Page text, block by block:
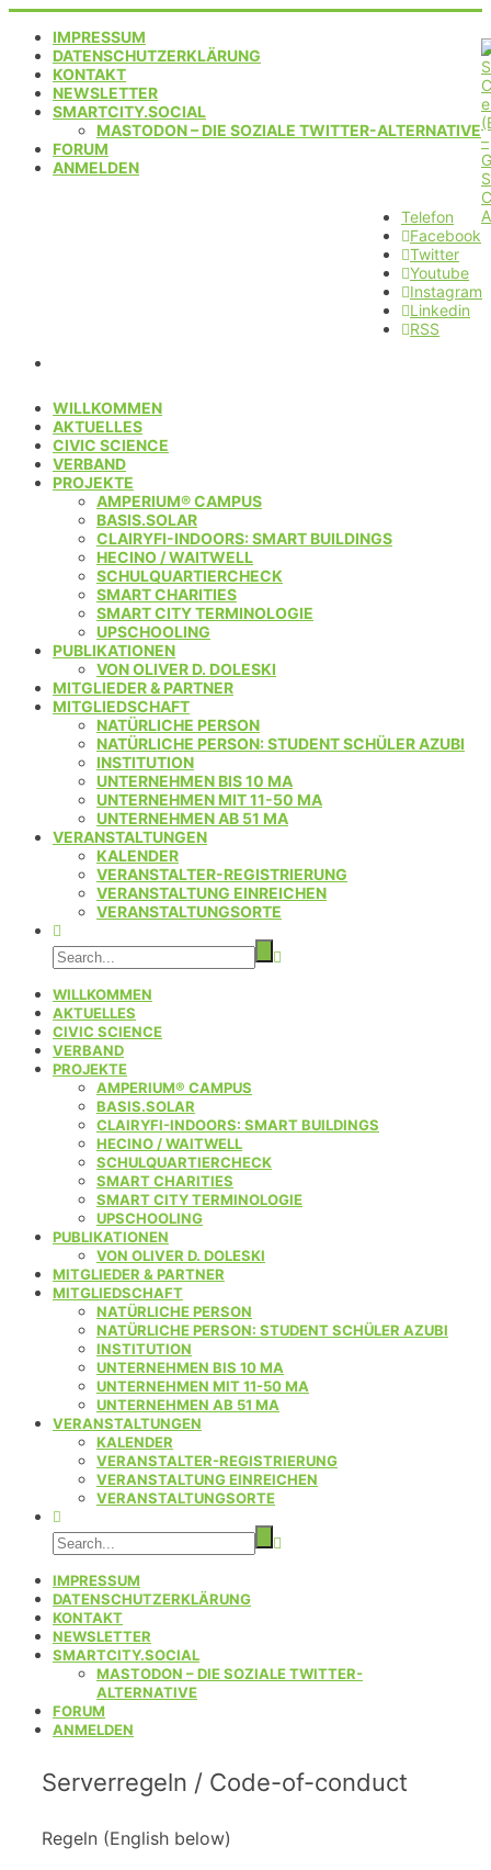
IMPRESSUM
DATENSCHUTZERKLÄRUNG
KONTAKT
NEWSLETTER
SMARTCITY.SOCIAL
MASTODON – DIE SOZIALE TWITTER-ALTERNATIVE
FORUM
ANMELDEN
Telefon
Facebook
Twitter
Youtube
Instagram
Linkedin
RSS
WILLKOMMEN
AKTUELLES
CIVIC SCIENCE
VERBAND
PROJEKTE
AMPERIUM® CAMPUS
BASIS.SOLAR
CLAIRYFI-INDOORS: SMART BUILDINGS
HECINO / WAITWELL
SCHULQUARTIERCHECK
SMART CHARITIES
SMART CITY TERMINOLOGIE
UPSCHOOLING
PUBLIKATIONEN
VON OLIVER D. DOLESKI
MITGLIEDER & PARTNER
MITGLIEDSCHAFT
NATÜRLICHE PERSON
NATÜRLICHE PERSON: STUDENT SCHÜLER AZUBI
INSTITUTION
UNTERNEHMEN BIS 10 MA
UNTERNEHMEN MIT 11-50 MA
UNTERNEHMEN AB 51 MA
VERANSTALTUNGEN
KALENDER
VERANSTALTER-REGISTRIERUNG
VERANSTALTUNG EINREICHEN
VERANSTALTUNGSORTE
WILLKOMMEN
AKTUELLES
CIVIC SCIENCE
VERBAND
PROJEKTE
AMPERIUM® CAMPUS
BASIS.SOLAR
CLAIRYFI-INDOORS: SMART BUILDINGS
HECINO / WAITWELL
SCHULQUARTIERCHECK
SMART CHARITIES
SMART CITY TERMINOLOGIE
UPSCHOOLING
PUBLIKATIONEN
VON OLIVER D. DOLESKI
MITGLIEDER & PARTNER
MITGLIEDSCHAFT
NATÜRLICHE PERSON
NATÜRLICHE PERSON: STUDENT SCHÜLER AZUBI
INSTITUTION
UNTERNEHMEN BIS 10 MA
UNTERNEHMEN MIT 11-50 MA
UNTERNEHMEN AB 51 MA
VERANSTALTUNGEN
KALENDER
VERANSTALTER-REGISTRIERUNG
VERANSTALTUNG EINREICHEN
VERANSTALTUNGSORTE
IMPRESSUM
DATENSCHUTZERKLÄRUNG
KONTAKT
NEWSLETTER
SMARTCITY.SOCIAL
MASTODON – DIE SOZIALE TWITTER-
ALTERNATIVE
FORUM
ANMELDEN
Serverregeln / Code-of-conduct
Regeln (English below)